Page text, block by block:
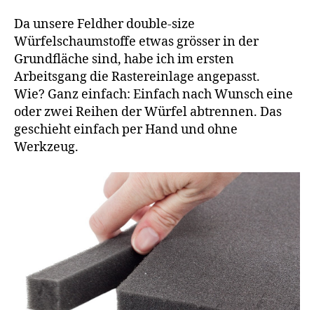
Da unsere Feldher double-size
Würfelschaumstoffe etwas grösser in der
Grundfläche sind, habe ich im ersten
Arbeitsgang die Rastereinlage angepasst.
Wie? Ganz einfach: Einfach nach Wunsch eine
oder zwei Reihen der Würfel abtrennen. Das
geschieht einfach per Hand und ohne
Werkzeug.